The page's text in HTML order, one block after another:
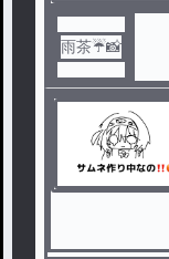
雨茶☔️📸